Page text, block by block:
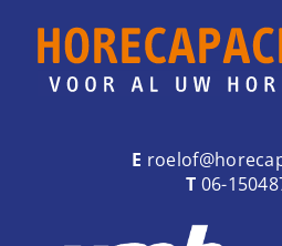
E
T 06-